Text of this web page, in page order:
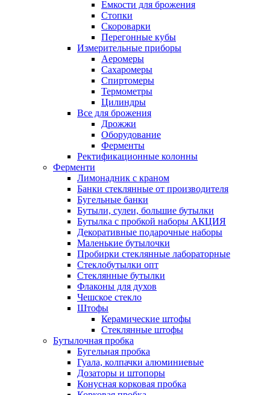
Емкости для брожения
Стопки
Скороварки
Перегонные кубы
Измерительные приборы
Аеромеры
Сахаромеры
Спиртомеры
Термометры
Цилиндры
Все для брожения
Дрожжи
Оборудование
Ферменты
Ректификационные колонны
Ферменти
Лимонадник с краном
Банки стеклянные от производителя
Бугельные банки
Бутыли, сулеи, большие бутылки
Бутылка с пробкой наборы АКЦИЯ
Декоративные подарочные наборы
Маленькие бутылочки
Пробирки стеклянные лабораторные
Стеклобутылки опт
Стеклянные бутылки
Флаконы для духов
Чешское стекло
Штофы
Керамические штофы
Стеклянные штофы
Бутылочная пробка
Бугельная пробка
Гуала, колпачки алюминиевые
Дозаторы и штопоры
Конусная корковая пробка